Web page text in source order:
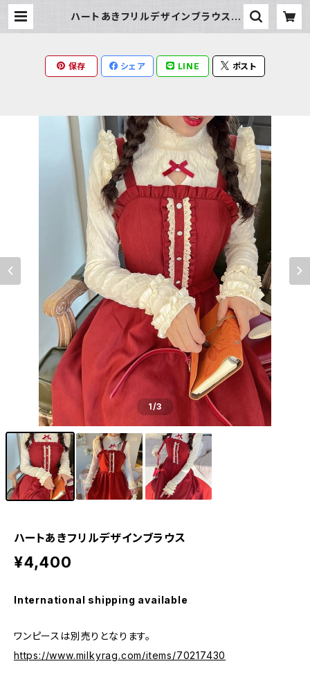
ハートあきフリルデザインブラウス |
保存 シェア LINE ポスト
1/3
ハートあきフリルデザインブラウス
¥4,400
International shipping available
ワンピースは別売りとなります。
https://www.milkyrag.com/items/70217430